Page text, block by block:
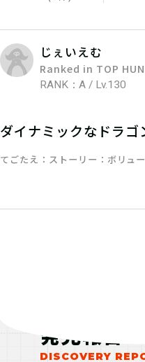
ひとりでチャ
達や家族と協力
064.発見報
じぇいえむ
Ranked in TOP
RANK：A / Lv.130
ダイナミックなドラゴ
てごたえ ストーリー ボリュ
発見報告